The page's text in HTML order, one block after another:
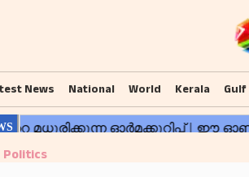
News National World Kerala Gulf
Politics